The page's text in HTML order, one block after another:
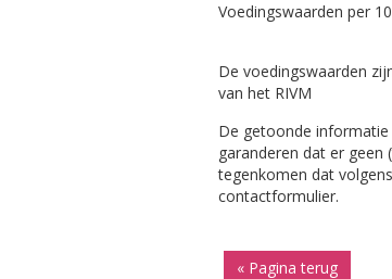
Voedingswaarden per
De voedingswaarden
van het RIVM
De getoonde
garanderen dat er
tegenkomen dat
contactformulier.
« Pagina terug